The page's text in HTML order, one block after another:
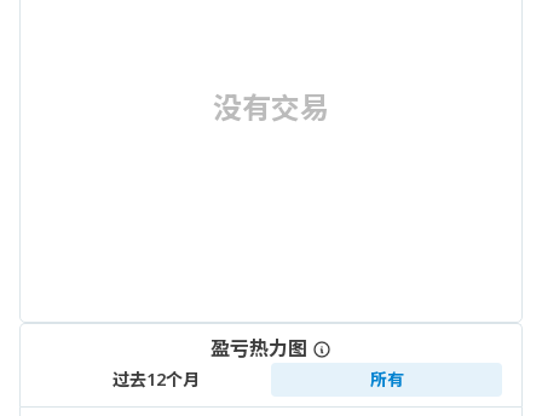
没有交易
盈亏热力图
过去12个月 所有